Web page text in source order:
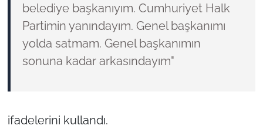
belediye başkanıyım. Cumhuriyet Halk
Partimin yanındayım. Genel başkanımı
yolda satmam. Genel başkanımın
sonuna kadar arkasındayım"
ifadelerini kullandı.